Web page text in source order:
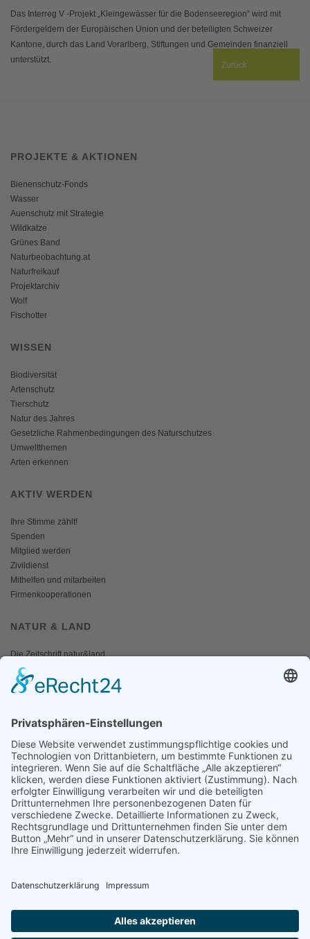
Das Interreg V -Projekt „Kleingewässer für die Bodenseeregion“ wird mit
Fördergeldern der Europäischen Union und der beteiligten Schweizer
Kantone, durch das Land Vorarlberg, Stiftungen und Gemeinden finanziell
unterstützt.
Zurück
PROJEKTE & AKTIONEN
Bienenschutz-Fonds
Wasser
Auenschutz mit Strategie
Wildkatze
Grünes Band
Naturbeobachtung.at
Naturfreikauf
Projektarchiv
Wolf
Fischotter
WISSEN
Biodiversität
Artenschutz
Tierschutz
Natur des Jahres
Gesetzliche Rahmenbedingungen des Naturschutzes
Umweltthemen
Arten erkennen
AKTIV WERDEN
Ihre Stimme zählt!
Spenden
Mitglied werden
Zivildienst
Mithelfen und mitarbeiten
Firmenkooperationen
NATUR & LAND
Die Zeitschrift natur&land
Archiv
Mediadaten
Fotos und Logos
Presseaussendungen
Presse
Presseinformationen abonnieren
ÜBER UNS
Naturschutzbund
Naturschutzjugend
Sponsoren & Partner